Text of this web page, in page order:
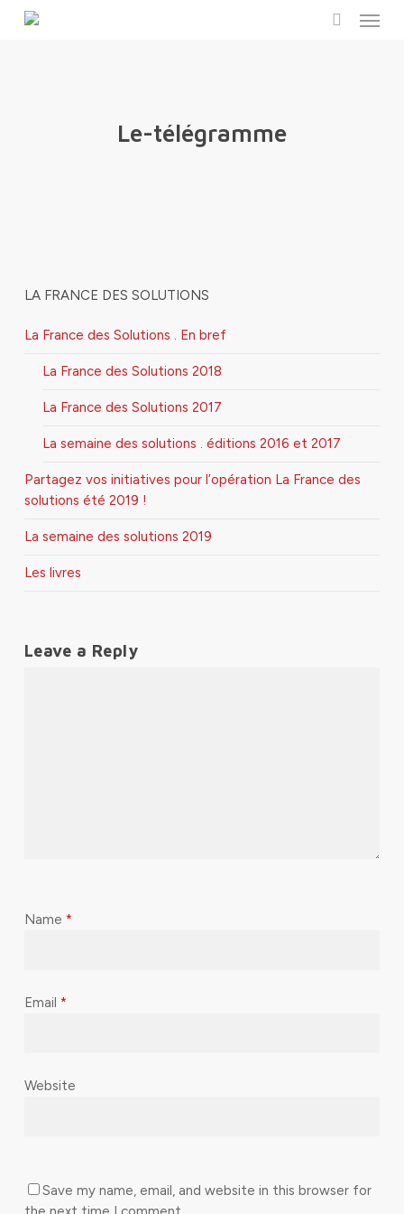
Menu
Le-télégramme
LA FRANCE DES SOLUTIONS
La France des Solutions . En bref
La France des Solutions 2018
La France des Solutions 2017
La semaine des solutions . éditions 2016 et 2017
Partagez vos initiatives pour l’opération La France des
solutions été 2019 !
La semaine des solutions 2019
Les livres
Leave a Reply
Name *
Email *
Website
Save my name, email, and website in this browser for